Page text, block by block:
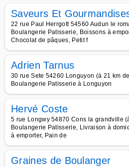
Saveurs Et
22 rue Paul Herrgott 54560 Audun le
Boulangerie Patisserie, Boissons à
Chocolat de pâques, Petit f
Adrien Tarnus
30 rue Sete 54260 Longuyon (à 21 km
Boulangerie Patisserie à Longuyon
Hervé Coste
5 rue Longwy 54870 Cons la grandville
Boulangerie Patisserie, Livraison à
à emporter, Pain de
Graines de Boulanger